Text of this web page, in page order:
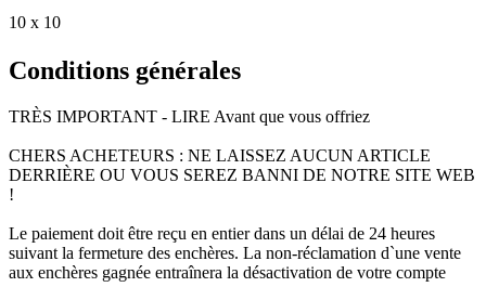
10 x 10
Conditions générales
TRÈS IMPORTANT - LIRE Avant que vous offriez
CHERS ACHETEURS : NE LAISSEZ AUCUN ARTICLE
DERRIÈRE OU VOUS SEREZ BANNI DE NOTRE SITE WEB
!
Le paiement doit être reçu en entier dans un délai de 24 heures
suivant la fermeture des enchères. La non-réclamation d`une vente
aux enchères gagnée entraînera la désactivation de votre compte